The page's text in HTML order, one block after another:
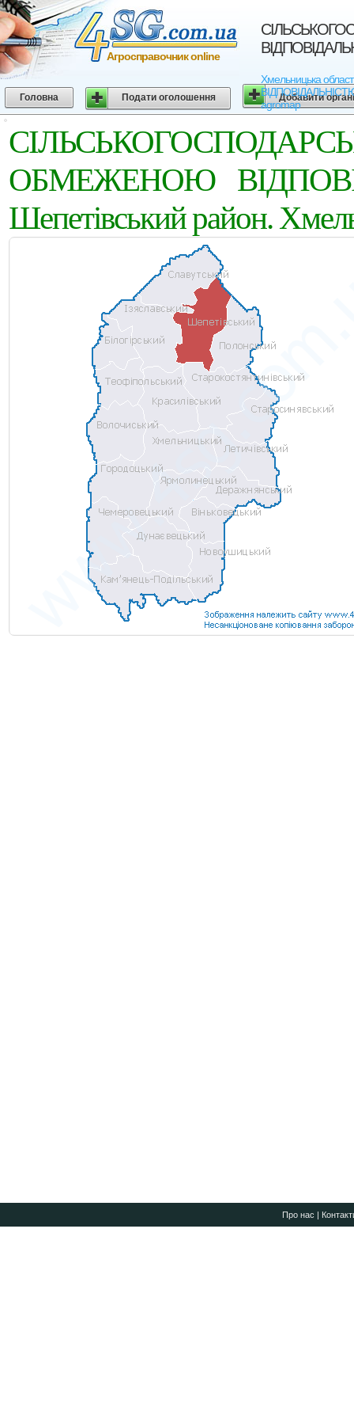
Хмельницька
ВІДПОВІДАЛЬНІСТЮ
agromap
Агросправочник online
Головна Подати оголошення Добавити
ОБМЕЖЕНОЮ
Шепетівський район.
Про нас |